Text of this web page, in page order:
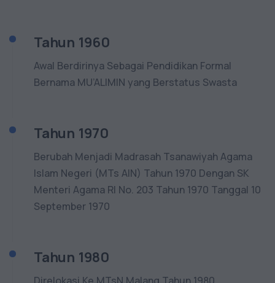
Tahun 1960
Awal Berdirinya Sebagai Pendidikan Formal
Bernama MU’ALIMIN yang Berstatus Swasta
Tahun 1970
Berubah Menjadi Madrasah Tsanawiyah Agama
Islam Negeri (MTs AIN) Tahun 1970 Dengan SK
Menteri Agama RI No. 203 Tahun 1970 Tanggal 10
September 1970
Tahun 1980